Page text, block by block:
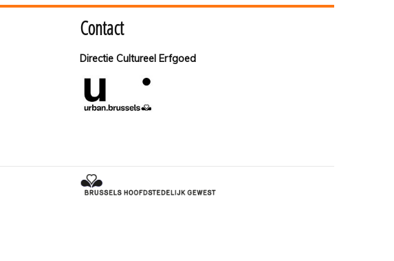
Contact
Directie Cultureel Erfgoed